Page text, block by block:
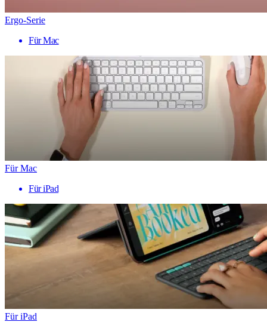
Ergo-Serie
Für Mac
Für Mac
Für iPad
Für iPad